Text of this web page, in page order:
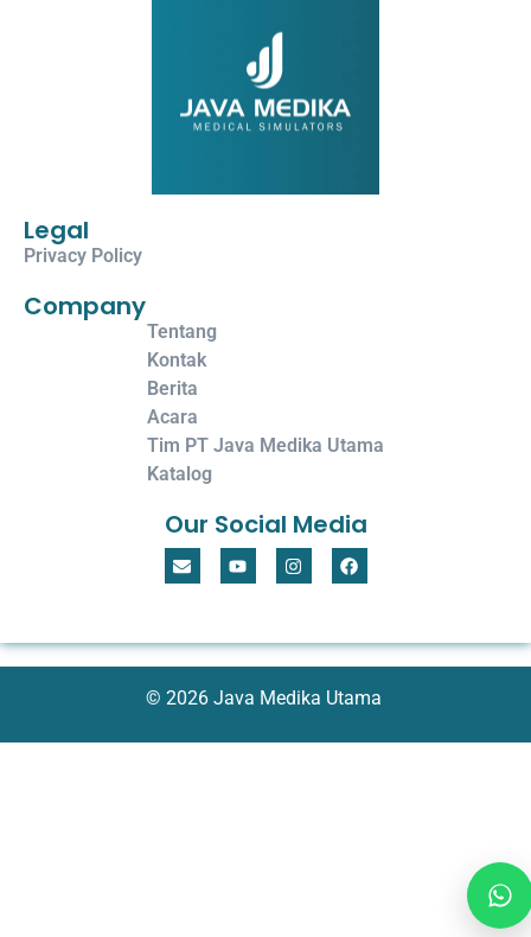
Legal
Privacy Policy
Tentang
Kontak
Berita
Acara
Tim PT Java Medika Utama
Katalog
Company
Our Social Media
© 2026 Java Medika Utama